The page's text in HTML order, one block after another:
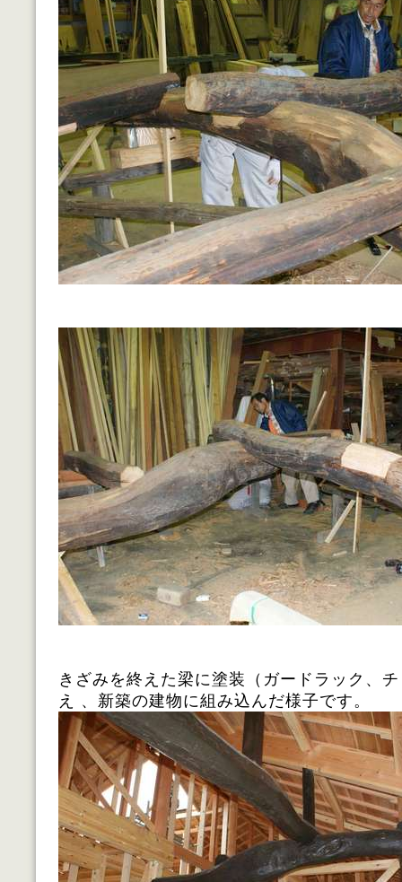
きざみを終えた梁に塗装（ガードラック、
え 、新築の建物に組み込んだ様子です。